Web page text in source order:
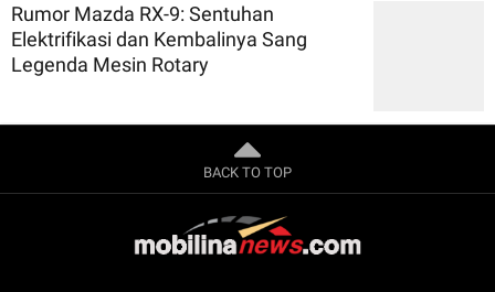
Rumor Mazda RX-9: Sentuhan
Elektrifikasi dan Kembalinya Sang
Legenda Mesin Rotary
BACK TO TOP